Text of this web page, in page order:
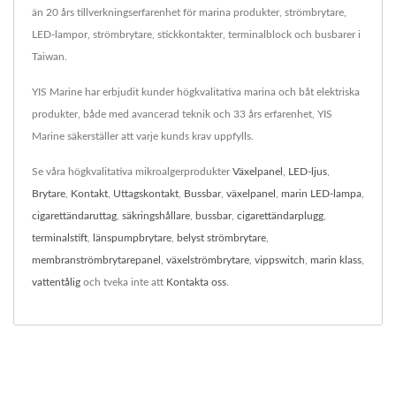
än 20 års tillverkningserfarenhet för marina produkter, strömbrytare,
LED-lampor, strömbrytare, stickkontakter, terminalblock och busbarer i
Taiwan.
YIS Marine har erbjudit kunder högkvalitativa marina och båt elektriska
produkter, både med avancerad teknik och 33 års erfarenhet, YIS
Marine säkerställer att varje kunds krav uppfylls.
Se våra högkvalitativa mikroalgerprodukterVäxelpanel LED-ljus
Brytare Kontakt Uttagskontakt Bussbar, växelpanel marin LED-lampa
cigarettändaruttag säkringshållare bussbar, cigarettändarplugg
terminalstift länspumpbrytare belyst strömbrytare
membranströmbrytarepanel växelströmbrytare vippswitch marin klass
vattentålig och tveka inte att Kontakta oss